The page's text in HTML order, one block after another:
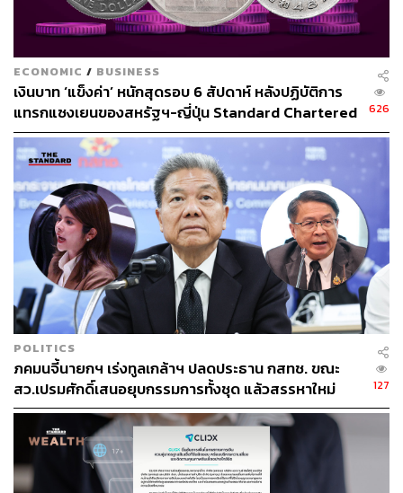
59
ABOUT THE AUTHOR
ชุตินันท์ สงวนประสิทธิ์
Content Creator สำนักข่าว THE
STANDARD
ECONOMIC / BUSINESS
เงินบาท ‘แข็งค่า’ หนักสุดรอบ 6 สัปดาห์ หลังปฏิบัติการ
แทรกแซงเยนของสหรัฐฯ-ญี่ปุ่น Standard Chartered
เปิดเป้าสิ้นปีนี้จ่อแข็งต่อแตะ 32.50 บาทต่อดอลลาร์
626
POLITICS
ภคมนจี้นายกฯ เร่งทูลเกล้าฯ ปลดประธาน กสทช. ขณะ
สว.เปรมศักดิ์เสนอยุบกรรมการทั้งชุด แล้วสรรหาใหม่
127